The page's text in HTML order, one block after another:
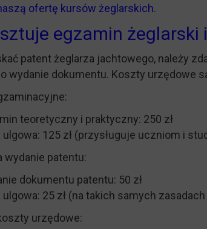
ofertę kursów żeglarskich.
egzamin
patent żeglarza jachtowego, należy
wydanie dokumentu. Koszty urzędowe
teoretyczny i praktyczny: 250 zł
ulgowa: 125 zł (przysługuje uczniom i
wydanie patentu:
dokumentu patentu: 50 zł
ulgowa: 25 zł (na takich samych
urzędowe: